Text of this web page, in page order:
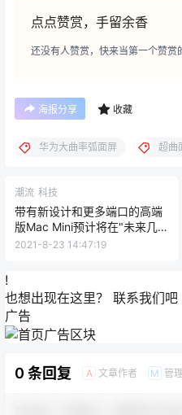
点点赞赏，手留余香
还没有人赞赏，快来当第一个赞赏
海报分享 收藏
华为大曲率弧面屏 超曲
潮流 科技
带有新设计和更多端口的高端
版Mac Mini预计将在"未来几个
月"推出
2021-8-23 14:47:19
!
也想出现在这里？ 联系我们吧
广告
0 条回复 A 文章作者 M 管